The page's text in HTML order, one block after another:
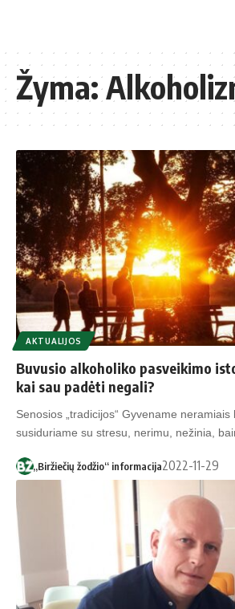
Žyma:
AKTUALIJOS
Buvusio alkoholiko pasveikimo
kai sau padėti negali?
Senosios „tradicijos“ Gyvename neramiais
susiduriame su stresu, nerimu, nežinia,
„Biržiečių žodžio“ informacija2022-11-29